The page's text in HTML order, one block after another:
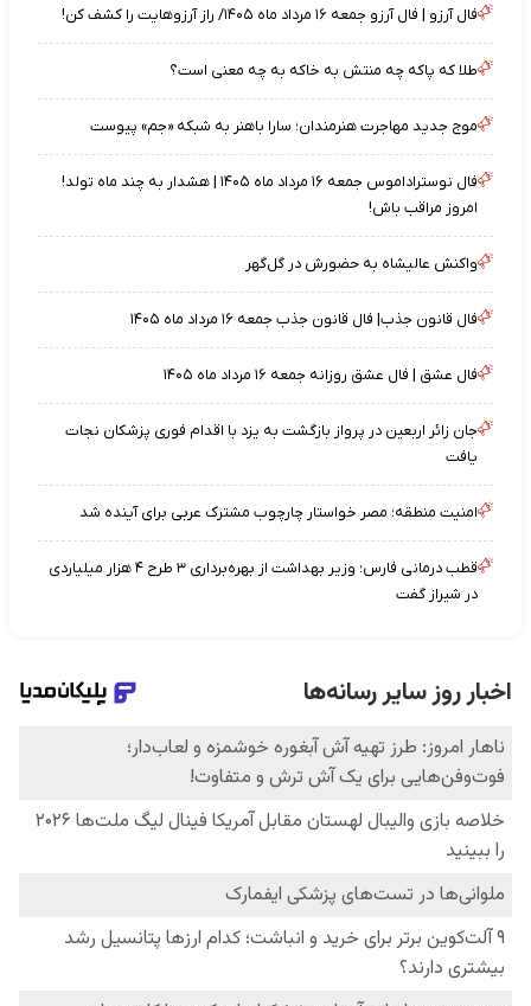
فال آرزو | فال آرزو جمعه ۱۶ مرداد ماه ۱۴۰۵/ راز آرزوهایت را کشف کن!
طلا که پاکه چه منتش به خاکه به چه معنی است؟
موج جدید مهاجرت هنرمندان؛ سارا باهنر به شبکه «جم» پیوست
فال نوستراداموس جمعه ۱۶ مرداد ماه ۱۴۰۵ | هشدار به چند ماه تولد!
امروز مراقب باش!
واکنش عالیشاه به حضورش در گل‌گهر
فال قانون جذب| فال قانون جذب جمعه ۱۶ مرداد ماه ۱۴۰۵
فال عشق | فال عشق روزانه جمعه ۱۶ مرداد ماه ۱۴۰۵
جان زائر اربعین در پرواز بازگشت به یزد با اقدام فوری پزشکان نجات
یافت
امنیت منطقه؛ مصر خواستار چارچوب مشترک عربی برای آینده شد
قطب درمانی فارس؛ وزیر بهداشت از بهره‌برداری ۳ طرح ۴ هزار میلیاردی
در شیراز گفت